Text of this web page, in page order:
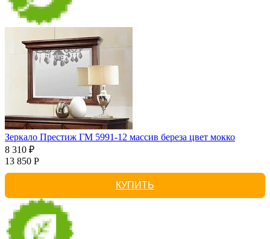
Зеркало Престиж ГМ 5991-12 массив береза цвет мокко
8 310 ₽
13 850 Р
КУПИТЬ